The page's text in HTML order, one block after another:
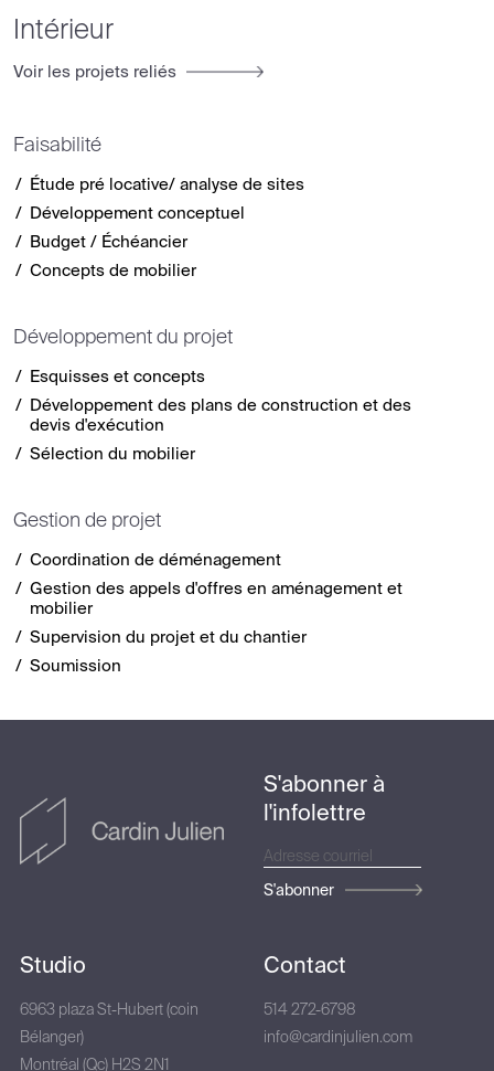
Intérieur
Voir les projets reliés
Faisabilité
Étude pré locative/ analyse de sites
Développement conceptuel
Budget / Échéancier
Concepts de mobilier
Développement du projet
Esquisses et concepts
Développement des plans de construction et des
devis d'exécution
Sélection du mobilier
Gestion de projet
Coordination de déménagement
Gestion des appels d'offres en aménagement et
mobilier
Supervision du projet et du chantier
Soumission
S'abonner à
l'infolettre
S'abonner
Studio
6963 plaza St-Hubert (coin
Bélanger)
Montréal (Qc) H2S 2N1
Contact
514 272-6798
info@cardinjulien.com